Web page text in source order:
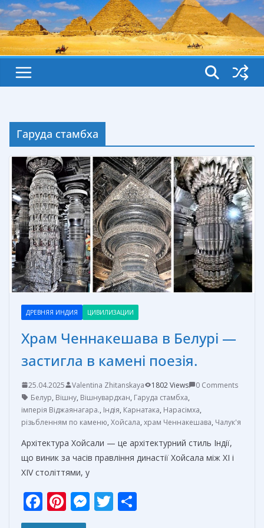
Гаруда стамбха
ДРЕВНЯЯ ИНДИЯ ЦИВИЛИЗАЦИИ
Храм Ченнакешава в Белурі —
застигла в камені поезія.
25.04.2025 Valentina Zhitanskaya 1802 Views
0 Comments
Белур, Вішну, Вішнувардхан, Гаруда стамбха,
імперія Віджаянагара., Індія, Карнатака, Нарасімха,
різьбленням по каменю, Хойсала, храм Ченнакешава, Чалук'я
Архітектура Хойсали — це архітектурний стиль Індії,
що виник за часів правління династії Хойсала між XI і
XIV століттями, у
F
ac
Pi
nt
M T